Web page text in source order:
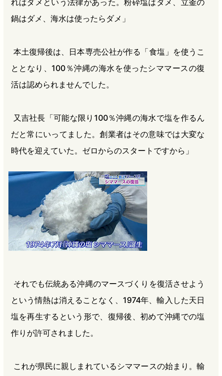
鍋はダメ、海水は使ったらダメ」
本土復帰後は、日本専売公社が作る「食塩」を使うこ
ととなり、100％沖縄の海水を使ったシママースの復
活は認められませんでした。
又吉社長「可能な限り100％沖縄の海水で塩を作るん
だと常にいってました。創業者はその意味では大変な
時代を迎えていた。ゼロからのスタートですから」
それでも伝統ある沖縄のマースづくりを復活させよう
という情熱は消えることなく、1974年、輸入した天日
塩を再生するという形で、復帰後、初めて沖縄での塩
作りが許可されました。
これが県民に親しまれているシママースの始まり。輸